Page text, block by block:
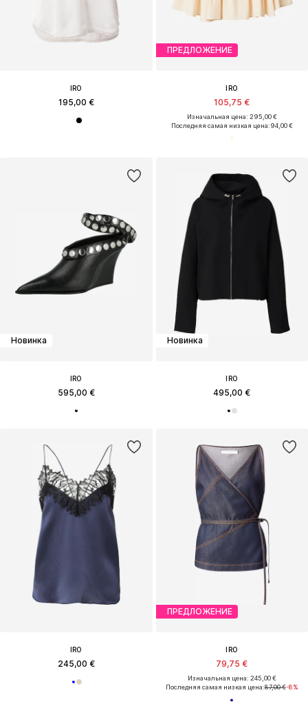
IRO
195,00 €
ПРЕДЛОЖЕНИЕ
IRO
105,75 €
Изначальная цена: 295,00 €
Последняя самая низкая цена:94,00 €
Новинка
IRO
595,00 €
Новинка
IRO
495,00 €
IRO
245,00 €
ПРЕДЛОЖЕНИЕ
IRO
79,75 €
Изначальная цена: 245,00 €
Последняя самая низкая цена:87,00 €-8%